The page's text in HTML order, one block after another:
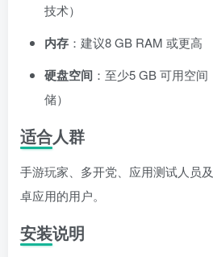
技术）
内存 ：建议8 GB RAM 或更高
硬盘空间 ：至少5 GB 可用空
储）
适合人群
手游玩家、多开党、应用测试人员
卓应用的用户。
安装说明